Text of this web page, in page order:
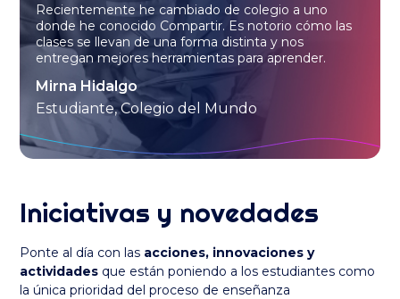
Recientemente he cambiado de colegio a uno
donde he conocido Compartir. Es notorio cómo las
clases se llevan de una forma distinta y nos
entregan mejores herramientas para aprender.
Mirna Hidalgo
Estudiante, Colegio del Mundo
Iniciativas y novedades
Ponte al día con las acciones, innovaciones y
actividades que están poniendo a los estudiantes como
la única prioridad del proceso de enseñanza